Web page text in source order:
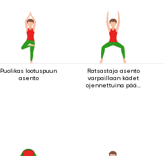
Puolikas lootuspuun
asento
Ratsastaja asento
varpaillaan kädet
ojennettuina pään